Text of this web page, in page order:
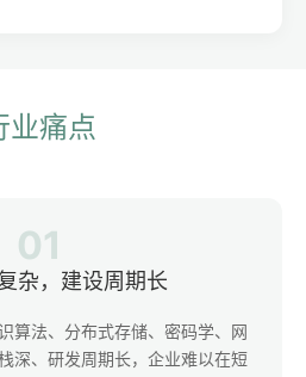
业痛点
01
杂，建设周期长
算法、分布式存储、密码学、网
深、研发周期长，企业难以在短